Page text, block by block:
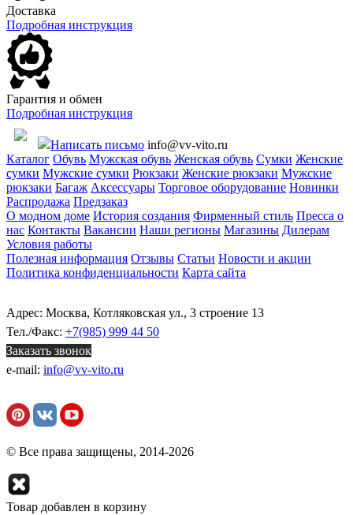
Доставка
Подробная инструкция
Гарантия и обмен
Подробная инструкция
Написать письмо info@vv-vito.ru
Каталог Обувь Мужская обувь Женская обувь Сумки Женские
сумки Мужские сумки Рюкзаки Женские рюкзаки Мужские
рюкзаки Багаж Аксессуары Торговое оборудование Новинки
Распродажа Предзаказ
О модном доме История создания Фирменный стиль Пресса о
нас Контакты Вакансии Наши регионы Магазины Дилерам
Условия работы
Полезная информация Отзывы Статьи Новости и акции
Политика конфиденциальности Карта сайта
Адрес: Москва, Котляковская ул., 3 строение 13
Тел./Факс: +7(985) 999 44 50
Заказать звонок
e-mail: info@vv-vito.ru
© Все права защищены, 2014-2026
Товар добавлен в корзину